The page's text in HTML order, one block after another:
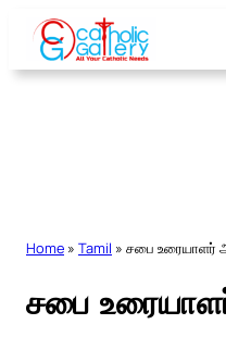
Skip
content
Home » Tamil » சபை உரையாளர்
சபை